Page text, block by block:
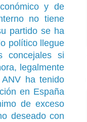
y de
no tiene
partido se ha
político llegue
concejales si
legalmente
ha tenido
en España
de exceso
deseado con